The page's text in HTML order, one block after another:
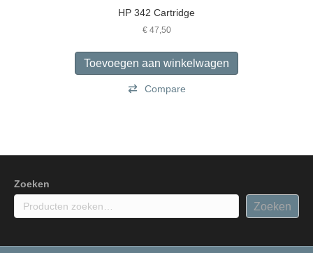
HP 342 Cartridge
€47,50
Toevoegen aan winkelwagen
Compare
Zoeken
Zoeken